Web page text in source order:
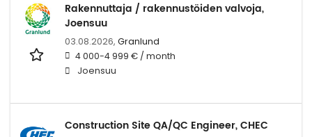
Rakennuttaja / rakennustöiden valvoja,
Joensuu
03.08.2026, Granlund
4 000-4 999 € / month
Joensuu
Construction Site QA/QC Engineer, CHEC